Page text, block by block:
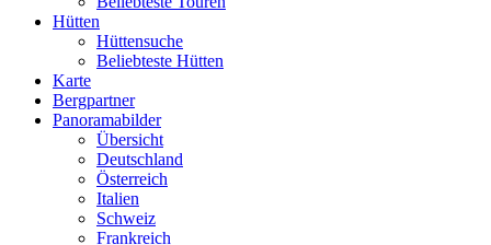
Hütten
Hüttensuche
Beliebteste Hütten
Karte
Bergpartner
Panoramabilder
Übersicht
Deutschland
Österreich
Italien
Schweiz
Frankreich